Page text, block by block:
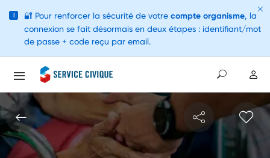
i 🔐 Pour renforcer la sécurité de votre compte organisme, la
connexion se fait désormais en deux étapes : identifiant/mot
de passe + code reçu par email.